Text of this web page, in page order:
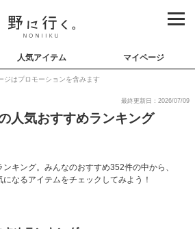
人気アイテム マイページ
ジはプロモーションを含みます
最終更新日：2026/07/09
人気おすすめランキング
キング。みんなのおすすめ352件の中から、
なるアイテムをチェックしてみよう！